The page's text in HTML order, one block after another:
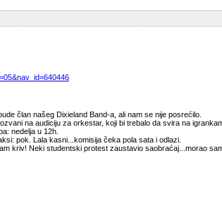
član našeg Dixieland Band-a, ali nam se nije posrećilo.
na audiciju za orkestar, koji bi trebalo da svira na
nedelja u 12h.
pok. Lala kasni...komisija čeka pola sata i odlazi.
kriv! Neki studentski protest zaustavio saobraćaj...morao